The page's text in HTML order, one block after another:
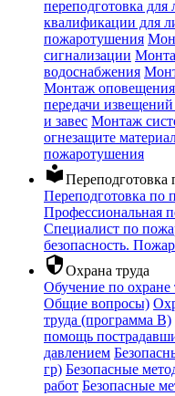
переподготовка
квалификации для
пожаротушения
сигнализации
водоснабжения
Монтаж оповещения
передачи
и завес Монтаж
огнезащите
пожаротушения
local_libraryПереподготовка
Переподготовка по
Профессиональная
Специалист по
безопасность.
securityОхрана труда
Обучение по охране
Общие вопросы)
труда (программа В)
помощь
давлением
гр) Безопасные
работ Безопасные